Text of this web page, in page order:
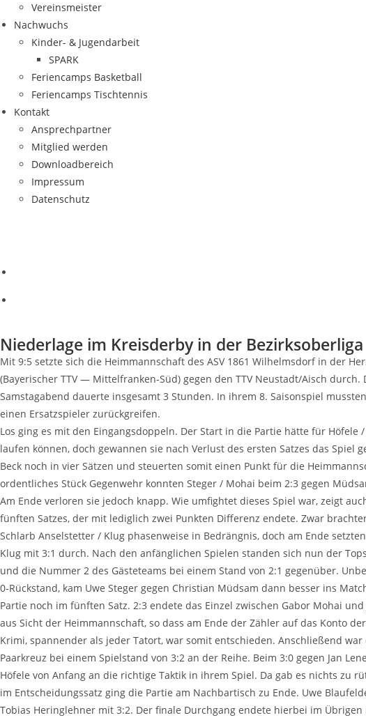
Ver­eins­meis­ter
Nach­wuchs
Kin­­der- & Jugendarbeit
SPARK
Feri­en­camps Basketball
Feri­en­camps Tischtennis
Kon­takt
Ansprech­part­ner
Mit­glied werden
Down­load­be­reich
Impres­sum
Daten­schutz
Nie­der­la­ge im Kreis­der­by in der Bezirksoberliga
Mit 9:5 setz­te sich die Heim­mann­schaft des ASV 1861 Wil­helms­dorf in der
(Baye­ri­scher TTV — Mit­tel­fran­ken-Süd) gegen den TTV Neustadt/Aisch durch.
Sams­tag­abend dau­er­te ins­ge­samt 3 Stun­den. In ihrem 8. Sai­son­spiel
einen Ersatz­spie­ler zurückgreifen.
Los ging es mit den Ein­gangs­dop­peln. Der Start in die Par­tie hät­te für Höfe­le
lau­fen kön­nen, doch gewan­nen sie nach Ver­lust des ers­ten Sat­zes das Spiel
Beck noch in vier Sät­zen und steu­er­ten somit einen Punkt für die
ordent­li­ches Stück Gegen­wehr konn­ten Ste­ger / Mohai beim 2:3 gegen
Am Ende ver­lo­ren sie jedoch knapp. Wie umfigh­tet die­ses Spiel war, zeigt
fünf­ten Sat­zes, der mit ledig­lich zwei Punk­ten Dif­fe­renz ende­te. Zwar
Schlarb Ansel­stet­ter / Klug pha­sen­wei­se in Bedräng­nis, doch am Ende
Klug mit 3:1 durch. Nach den anfäng­li­chen Spie­len stan­den sich nun der
und die Num­mer 2 des Gäs­te­teams bei einem Stand von 2:1 gegen­über.
0‑Rückstand, kam Uwe Ste­ger gegen Chris­ti­an Müd­sam dann bes­ser ins
Par­tie noch im fünf­ten Satz. 2:3 ende­te das Ein­zel zwi­schen Gabor Mohai und
aus Sicht der Heim­mann­schaft, so dass am Ende der Zäh­ler auf das Kon­to
Kri­mi, span­nen­der als jeder Tat­ort, war somit ent­schie­den. Anschlie­ßend
Paar­kreuz bei einem Spiel­stand von 3:2 an der Rei­he. Beim 3:0 gegen Jan
Höfe­le von Anfang an die rich­ti­ge Tak­tik in ihrem Spiel. Da gab es nichts zu
im Ent­schei­dungs­satz ging die Par­tie am Nach­bar­tisch zu Ende. Uwe
Tobi­as Hering­leh­ner mit 3:2. Der fina­le Durch­gang ende­te hier­bei im